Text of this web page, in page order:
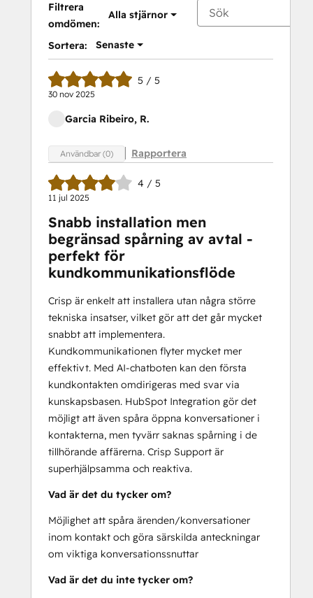
Filtrera
omdömen:
Alla stjärnor
Sortera: Senaste
5 / 5
30 nov 2025
Garcia Ribeiro, R.
Användbar (0) Rapportera
4 / 5
11 jul 2025
Snabb installation men
begränsad spårning av avtal -
perfekt för
kundkommunikationsflöde
Crisp är enkelt att installera utan några större
tekniska insatser, vilket gör att det går mycket
snabbt att implementera.
Kundkommunikationen flyter mycket mer
effektivt. Med AI-chatboten kan den första
kundkontakten omdirigeras med svar via
kunskapsbasen. HubSpot Integration gör det
möjligt att även spåra öppna konversationer i
kontakterna, men tyvärr saknas spårning i de
tillhörande affärerna. Crisp Support är
superhjälpsamma och reaktiva.
Vad är det du tycker om?
Möjlighet att spåra ärenden/konversationer
inom kontakt och göra särskilda anteckningar
om viktiga konversationssnuttar
Vad är det du inte tycker om?